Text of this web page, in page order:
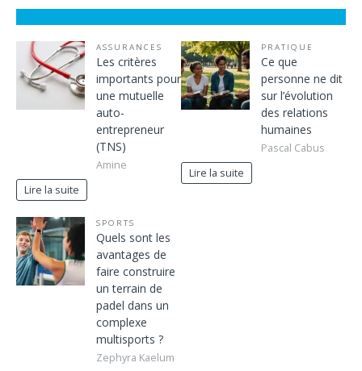
ASSURANCES
Les critères
importants pour
une mutuelle
auto-
entrepreneur
(TNS)
Amine
Lire la suite
PRATIQUE
Ce que
personne ne dit
sur l’évolution
des relations
humaines
Pascal Cabus
Lire la suite
SPORTS
Quels sont les
avantages de
faire construire
un terrain de
padel dans un
complexe
multisports ?
Zephyra Kaelum